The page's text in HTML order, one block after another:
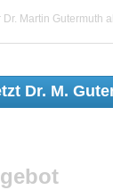
Martin Gutermuth
Dr. M.